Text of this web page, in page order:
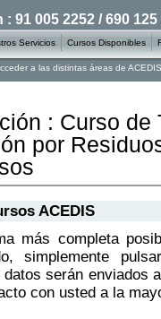
: Curso de
por
ACEDIS
más completa
simplemente
serán enviados
con usted a la
91 005 2252 / 690 125
Servicios Cursos Disponibles
a las distintas áreas de